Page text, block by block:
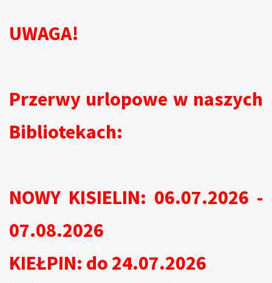
UWAGA!
Przerwy urlopowe w naszych
Bibliotekach:
NOWY KISIELIN: 06.07.2026 -
07.08.2026
KIEŁPIN: do 24.07.2026